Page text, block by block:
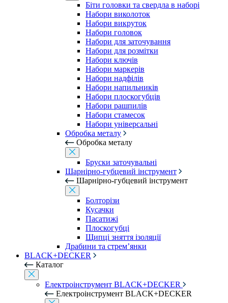
Біти головки та свердла в наборі
Набори виколоток
Набори викруток
Набори головок
Набори для заточування
Набори для розмітки
Набори ключів
Набори маркерів
Набори надфілів
Набори напильників
Набори плоскогубців
Набори рашпилів
Набори стамесок
Набори універсальні
Обробка металу
Обробка металу
Бруски заточувальні
Шарнірно-губцевий інструмент
Шарнірно-губцевий інструмент
Болторізи
Кусачки
Пасатижі
Плоскогубці
Щипці зняття ізоляції
Драбини та стрем’янки
BLACK+DECKER
Каталог
Електроінструмент BLACK+DECKER
Електроінструмент BLACK+DECKER